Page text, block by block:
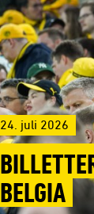
24. juli 2026
BELGIA